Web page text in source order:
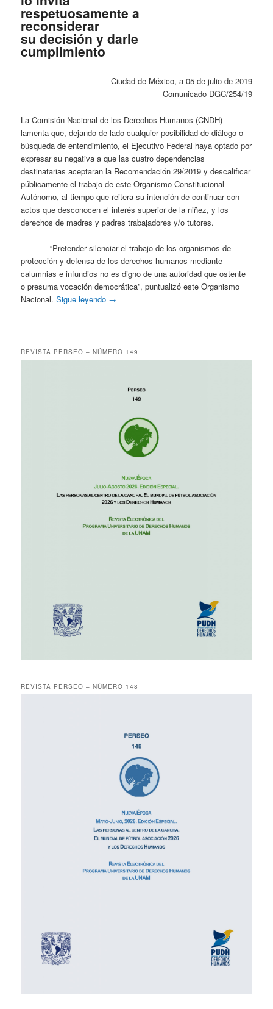
respetuosamente a
reconsiderar
su decisión y darle
cumplimiento
Ciudad de México, a 05 de julio de 2019
Comunicado DGC/254/19
La Comisión Nacional de los Derechos Humanos (CNDH)
lamenta que, dejando de lado cualquier posibilidad de diálogo o
búsqueda de entendimiento, el Ejecutivo Federal haya optado por
expresar su negativa a que las cuatro dependencias
destinatarias aceptaran la Recomendación 29/2019 y descalificar
públicamente el trabajo de este Organismo Constitucional
Autónomo, al tiempo que reitera su intención de continuar con
actos que desconocen el interés superior de la niñez, y los
derechos de madres y padres trabajadores y/o tutores.
“Pretender silenciar el trabajo de los organismos de
protección y defensa de los derechos humanos mediante
calumnias e infundios no es digno de una autoridad que ostente
o presuma vocación democrática”, puntualizó este Organismo
Nacional.Sigue leyendo →
REVISTA PERSEO – NÚMERO 149
REVISTA PERSEO – NÚMERO 148